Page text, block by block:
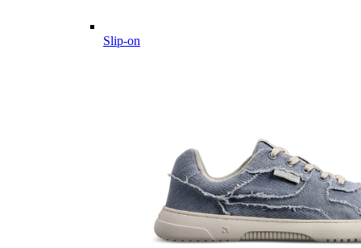
Slip-on